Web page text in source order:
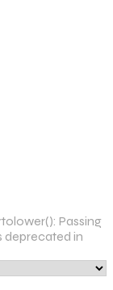
Passing
deprecated in